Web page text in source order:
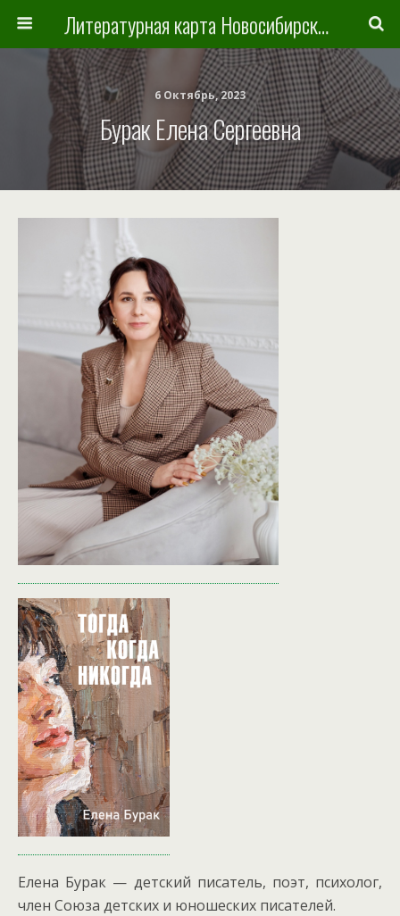
Литературная карта Новосибирска и Новосибирской области
6 Октябрь, 2023
Бурак Елена Сергеевна
Елена Бурак — детский писатель, поэт, психолог,
член Союза детских и юношеских писателей.